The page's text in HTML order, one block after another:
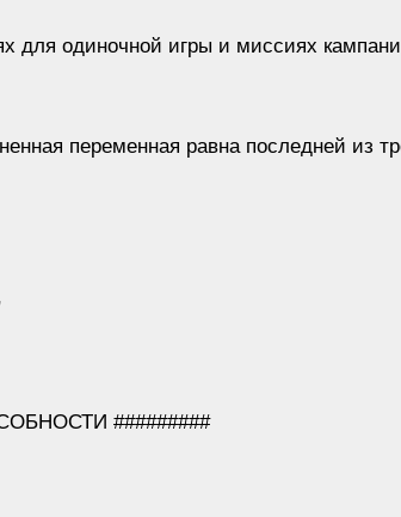
для одиночной игры и миссиях
переменная равна последней из
#########